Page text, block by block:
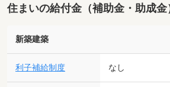
住まいの給付金（補助金・助成金
新築建築
利子補給制度 なし